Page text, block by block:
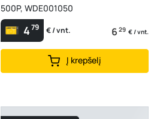
500P, WDE001050
479 € / vnt. 6 29 € / vnt.
Į krepšelį